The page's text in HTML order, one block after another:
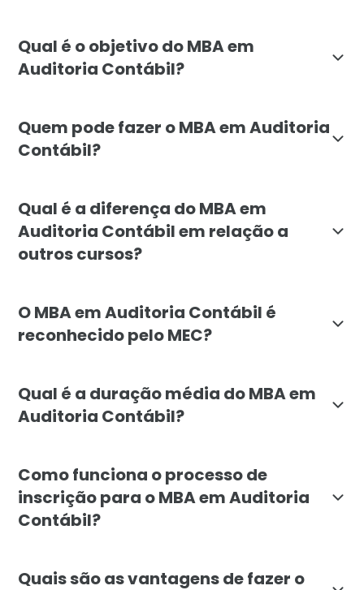
Qual é o objetivo do MBA em
Auditoria Contábil?
Quem pode fazer o MBA em Auditoria
Contábil?
Qual é a diferença do MBA em
Auditoria Contábil em relação a
outros cursos?
O MBA em Auditoria Contábil é
reconhecido pelo MEC?
Qual é a duração média do MBA em
Auditoria Contábil?
Como funciona o processo de
inscrição para o MBA em Auditoria
Contábil?
Quais são as vantagens de fazer o